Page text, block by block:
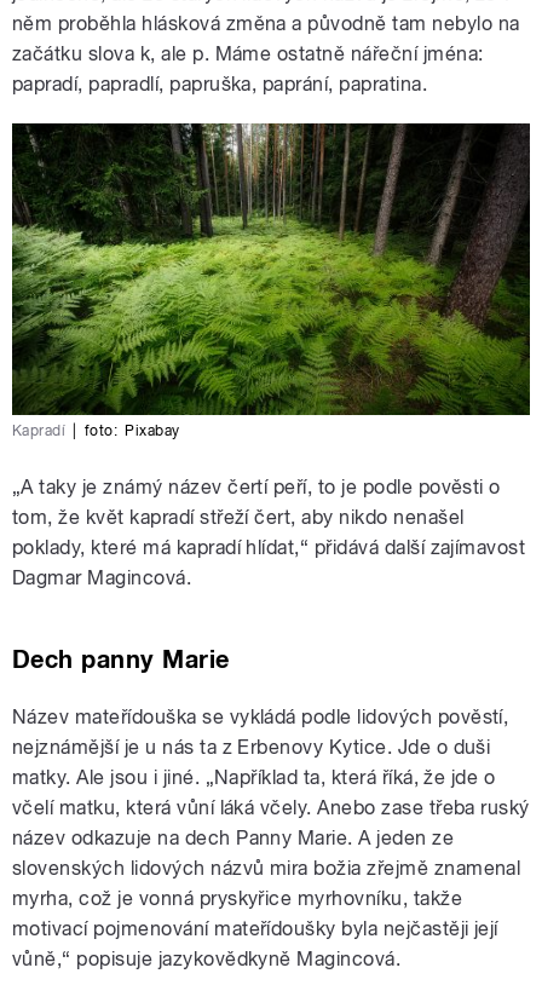
něm proběhla hlásková změna a původně tam nebylo na
začátku slova k, ale p. Máme ostatně nářeční jména:
papradí, papradlí, papruška, paprání, papratina.
Kapradí foto: Pixabay
„A taky je známý název čertí peří, to je podle pověsti o
tom, že květ kapradí střeží čert, aby nikdo nenašel
poklady, které má kapradí hlídat,“ přidává další zajímavost
Dagmar Magincová.
Dech panny Marie
Název mateřídouška se vykládá podle lidových pověstí,
nejznámější je u nás ta z Erbenovy Kytice. Jde o duši
matky. Ale jsou i jiné. „Například ta, která říká, že jde o
včelí matku, která vůní láká včely. Anebo zase třeba ruský
název odkazuje na dech Panny Marie. A jeden ze
slovenských lidových názvů mira božia zřejmě znamenal
myrha, což je vonná pryskyřice myrhovníku, takže
motivací pojmenování mateřídoušky byla nejčastěji její
vůně,“ popisuje jazykovědkyně Magincová.